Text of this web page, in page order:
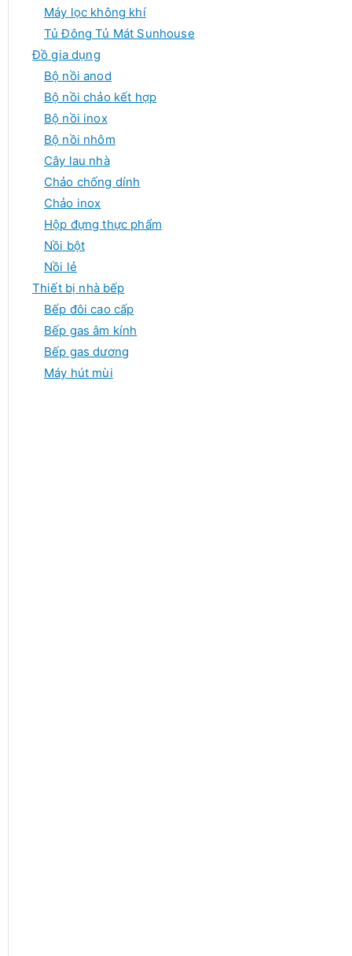
Máy lọc không khí
Tủ Đông Tủ Mát Sunhouse
Đồ gia dụng
Bộ nồi anod
Bộ nồi chảo kết hợp
Bộ nồi inox
Bộ nồi nhôm
Cây lau nhà
Chảo chống dính
Chảo inox
Hộp đựng thực phẩm
Nồi bột
Nồi lẻ
Thiết bị nhà bếp
Bếp đôi cao cấp
Bếp gas âm kính
Bếp gas dương
Máy hút mùi